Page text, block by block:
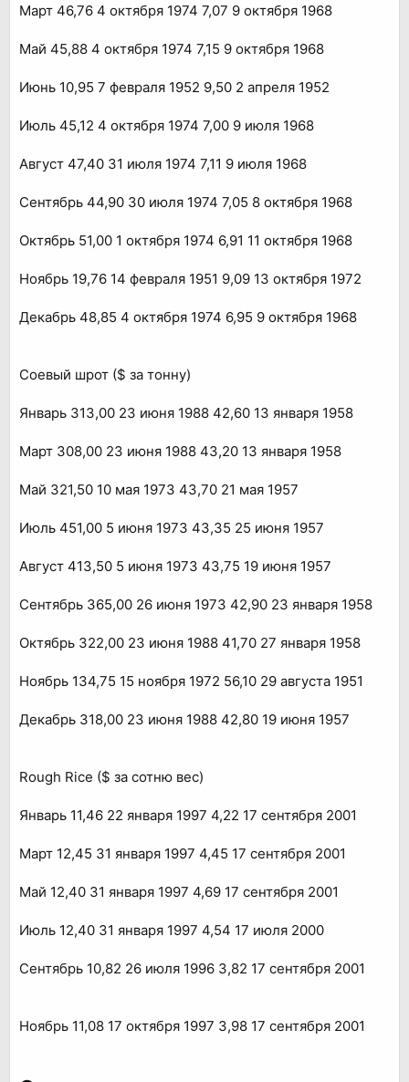
Март 46,76 4 октября 1974 7,07 9 октября 1968
Май 45,88 4 октября 1974 7,15 9 октября 1968
Июнь 10,95 7 февраля 1952 9,50 2 апреля 1952
Июль 45,12 4 октября 1974 7,00 9 июля 1968
Август 47,40 31 июля 1974 7,11 9 июля 1968
Сентябрь 44,90 30 июля 1974 7,05 8 октября 1968
Октябрь 51,00 1 октября 1974 6,91 11 октября 1968
Ноябрь 19,76 14 февраля 1951 9,09 13 октября 1972
Декабрь 48,85 4 октября 1974 6,95 9 октября 1968
Соевый шрот ($ за тонну)
Январь 313,00 23 июня 1988 42,60 13 января 1958
Март 308,00 23 июня 1988 43,20 13 января 1958
Май 321,50 10 мая 1973 43,70 21 мая 1957
Июль 451,00 5 июня 1973 43,35 25 июня 1957
Август 413,50 5 июня 1973 43,75 19 июня 1957
Сентябрь 365,00 26 июня 1973 42,90 23 января 1958
Октябрь 322,00 23 июня 1988 41,70 27 января 1958
Ноябрь 134,75 15 ноября 1972 56,10 29 августа 1951
Декабрь 318,00 23 июня 1988 42,80 19 июня 1957
Rough Rice ($ за сотню вес)
Январь 11,46 22 января 1997 4,22 17 сентября 2001
Март 12,45 31 января 1997 4,45 17 сентября 2001
Май 12,40 31 января 1997 4,69 17 сентября 2001
Июль 12,40 31 января 1997 4,54 17 июля 2000
Сентябрь 10,82 26 июля 1996 3,82 17 сентября 2001
Ноябрь 11,08 17 октября 1997 3,98 17 сентября 2001